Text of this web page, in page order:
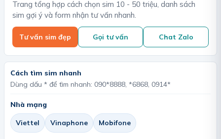
Trang tổng hợp cách chọn sim 10 - 50 triệu, danh sách
sim gợi ý và form nhận tư vấn nhanh.
Tư vấn sim đẹp Gọi tư vấn Chat Zalo
Cách tìm sim nhanh
Dùng dấu * để tìm nhanh: 090*8888, *6868, 0914*
Nhà mạng
Viettel Vinaphone Mobifone